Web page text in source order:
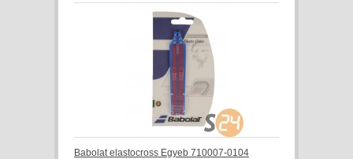
Babolat elastocross Egyeb 710007-0104